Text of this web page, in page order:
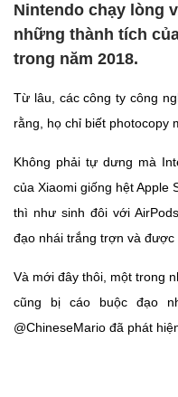
Nintendo chạy lòng
những thành tích
trong năm 2018.
Từ lâu, các công ty công
rằng, họ chỉ biết photocopy
Không phải tự dưng mà
của Xiaomi giống hệt Apple
thì như sinh đôi với
đạo nhái trắng trợn và được
Và mới đây thôi, một trong
cũng bị cáo buộc đạo
@ChineseMario đã phát